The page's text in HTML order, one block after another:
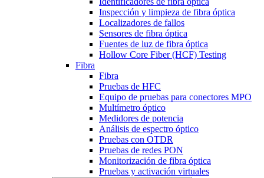
Inspección y limpieza de fibra óptica
Localizadores de fallos
Sensores de fibra óptica
Fuentes de luz de fibra óptica
Hollow Core Fiber (HCF) Testing
Fibra
Fibra
Pruebas de HFC
Equipo de pruebas para conectores MPO
Multímetro óptico
Medidores de potencia
Análisis de espectro óptico
Pruebas con OTDR
Pruebas de redes PON
Monitorización de fibra óptica
Pruebas y activación virtuales